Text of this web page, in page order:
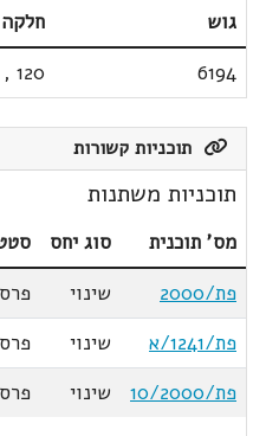
גוש
חלקה
6194
120
,
תוכניות קשורות
תוכניות משתנות
מס' תוכנית סוג יחס
פת/2000
שינוי
פת/1241/א
שינוי
פת/10/2000
שינוי